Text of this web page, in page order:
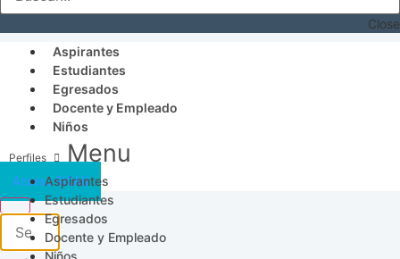
Close
Aspirantes
Estudiantes
Egresados
Docente y Empleado
Niños
Menu
Aspirantes
Estudiantes
Egresados
Docente y Empleado
Acceso SICAU